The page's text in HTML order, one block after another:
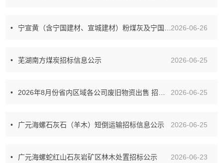
宁宣黄（含宁国建材、宣城建材）粉煤灰及宁国厂煤渣汽车运输招标信息公示 2026-06-26
芜湖南方煤炭招标信息公示 2026-06-25
2026年8月份省内区域各公司废旧物资出售 招标公示 2026-06-25
广元海螺石灰石（羊木）短倒运输招标信息公示 2026-06-25
广元海螺蛇红山石灰岩矿区林木处置招标公示 2026-06-23